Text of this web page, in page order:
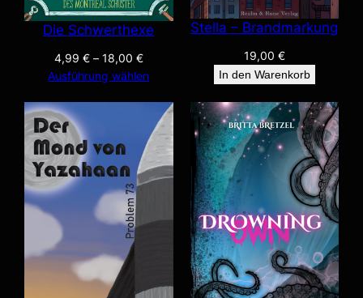
Die Schwerthexe
4,99 €– 18,00 €
Ausführung wählen
Stella – Brandmarkung
19,00 €
In den Warenkorb